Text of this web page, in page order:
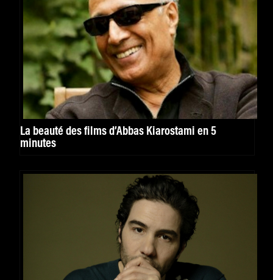
La beauté des films d’Abbas Kiarostami en 5
minutes